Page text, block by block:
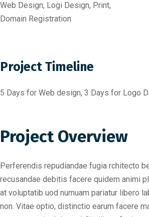
Web Design, Logi Design, Print,
Domain Registration
Project Timeline
5 Days for Web design, 3 Days for Logo
Project Overview
Perferendis repudiandae fugia rchitecto
recusandae debitis facere quidem animi
at voluptatib uod numuam pariatur libero
non. Vitae optio, distinctio earum facere